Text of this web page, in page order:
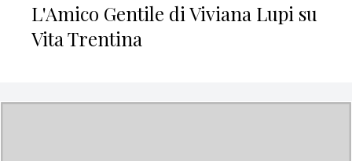
L'Amico Gentile di Viviana Lupi su
Vita Trentina